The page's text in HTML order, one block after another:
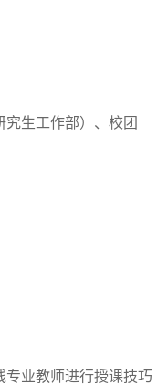
究生工作部） 、 校团
专业教师进行授课技巧